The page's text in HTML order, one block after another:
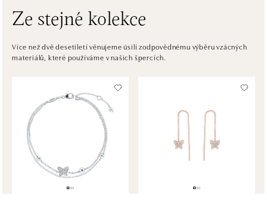
ALOve OC Eurovea, Bratislava
Pribinova 8, 811 09 Bratislava
tel.: +421917090467
HALADA OC Avion, Bratislava
Ivanská cesta 16, 821 04 Bratislava
dnes otevřeno od 10:00
HALADA OC Eurovea, Bratislava
Pribinova 8, 811 09 Bratislava
Ze stejné kolekce
Více než dvě desetiletí věnujeme úsilí zodpovědnému výběru vzácných
materiálů, které používáme v našich špercích.